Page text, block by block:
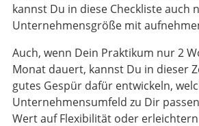
kannst Du in diese Checkliste auch
Unternehmensgröße mit
Auch, wenn Dein Praktikum nur 2
Monat dauert, kannst Du in dieser
gutes Gespür dafür entwickeln,
Unternehmensumfeld zu Dir
Wert auf Flexibilität oder